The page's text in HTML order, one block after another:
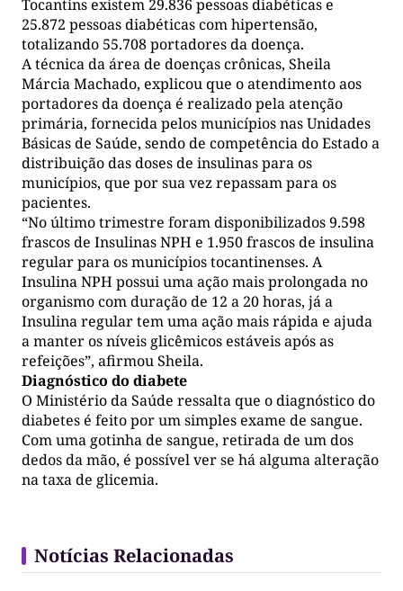
Tocantins existem 29.836 pessoas diabéticas e
25.872 pessoas diabéticas com hipertensão,
totalizando 55.708 portadores da doença.
A técnica da área de doenças crônicas, Sheila
Márcia Machado, explicou que o atendimento aos
portadores da doença é realizado pela atenção
primária, fornecida pelos municípios nas Unidades
Básicas de Saúde, sendo de competência do Estado a
distribuição das doses de insulinas para os
municípios, que por sua vez repassam para os
pacientes.
“No último trimestre foram disponibilizados 9.598
frascos de Insulinas NPH e 1.950 frascos de insulina
regular para os municípios tocantinenses. A
Insulina NPH possui uma ação mais prolongada no
organismo com duração de 12 a 20 horas, já a
Insulina regular tem uma ação mais rápida e ajuda
a manter os níveis glicêmicos estáveis após as
refeições”, afirmou Sheila.
Diagnóstico do diabete
O Ministério da Saúde ressalta que o diagnóstico do
diabetes é feito por um simples exame de sangue.
Com uma gotinha de sangue, retirada de um dos
dedos da mão, é possível ver se há alguma alteração
na taxa de glicemia.
Notícias Relacionadas